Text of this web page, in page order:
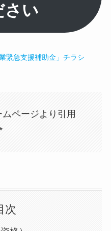
さい
緊急支援補助金」チラシ
ページより引用
次